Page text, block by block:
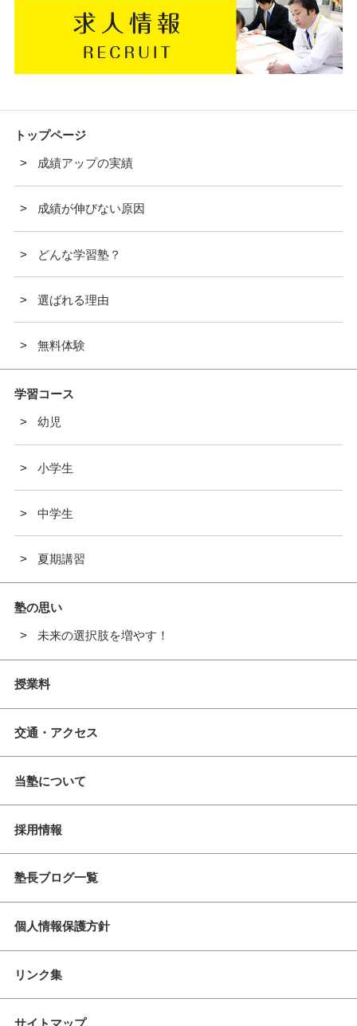
トップページ
成績アップの実績
成績が伸びない原因
どんな学習塾？
選ばれる理由
無料体験
学習コース
幼児
小学生
中学生
夏期講習
塾の思い
未来の選択肢を増やす！
授業料
交通・アクセス
当塾について
採用情報
塾長ブログ一覧
個人情報保護方針
リンク集
サイトマップ